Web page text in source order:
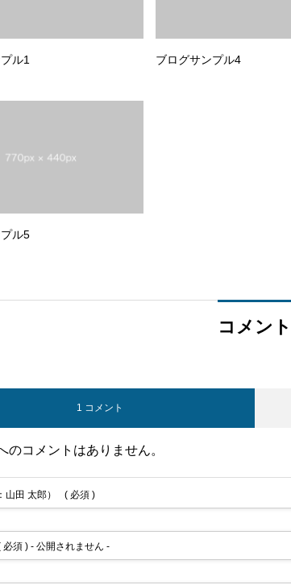
ル1 ブログサンプル4
ル5
コメント
1 コメント
のコメントはありません。
山田 太郎） ( 必須 )
必須 ) - 公開されません -